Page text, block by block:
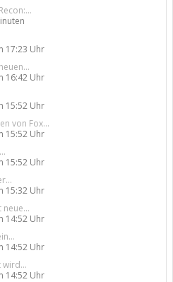
17:23 Uhr
16:42 Uhr
15:52 Uhr
von Fox...
15:52 Uhr
15:52 Uhr
15:32 Uhr
14:52 Uhr
14:52 Uhr
wird...
14:52 Uhr